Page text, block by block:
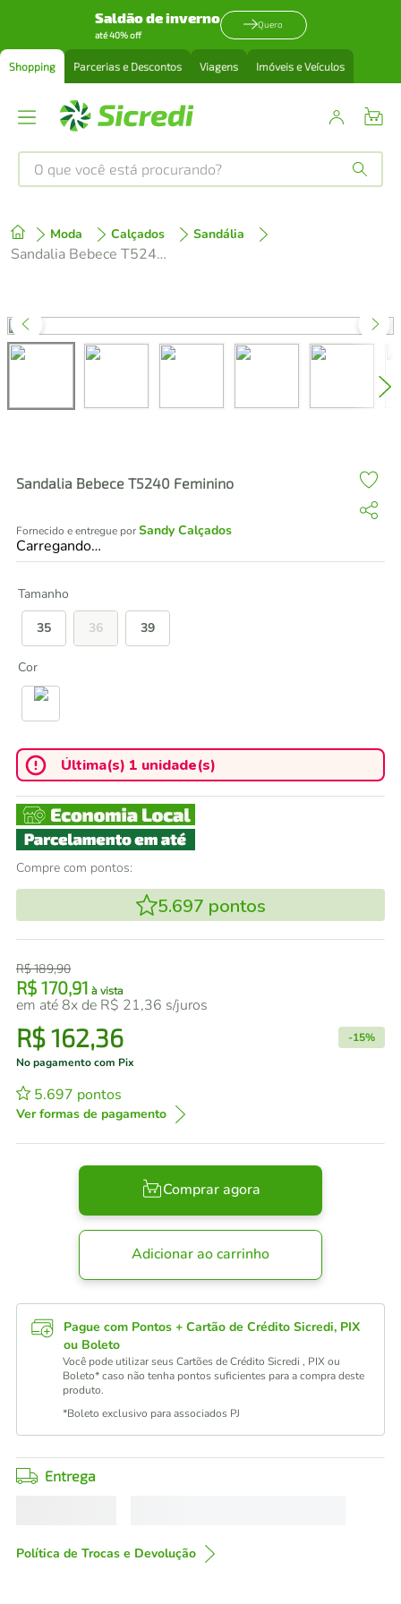
Saldão de inverno
até 40% off
Quero
Shopping Parcerias e Descontos Viagens Imóveis e Veículos
O que você está procurando?
Moda Calçados Sandália
Sandalia Bebece T5240 Feminino
Sandalia Bebece T5240 Feminino
Fornecido e entregue porSandy Calçados
Carregando…
Tamanho
35
36 39
Cor
Última(s) 1 unidade(s)
Compre com pontos:
5.697 pontos
R$189,90
R$ 170,91 à vista
em até 8x de R$ 21,36 s/juros
R$162,36 -15%
No pagamento com Pix
5.697 pontos
Ver formas de pagamento
Comprar agora
Adicionar ao carrinho
Pague com Pontos + Cartão de Crédito Sicredi, PIX
ou Boleto
Você pode utilizar seus Cartões de Crédito Sicredi , PIX ou
Boleto* caso não tenha pontos suficientes para a compra deste
produto.
*Boleto exclusivo para associados PJ
Entrega
Política de Trocas e Devolução
1º tenis
perfume